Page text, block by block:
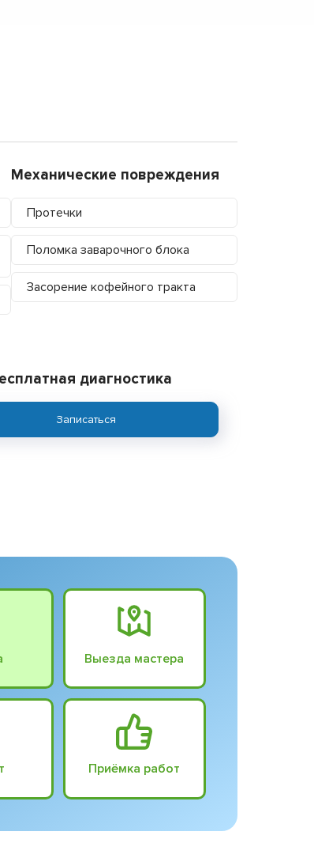
Механические повреждения
Протечки
Поломка заварочного блока
Засорение кофейного тракта
диагностика
Записаться
Выезда мастера
Приёмка работ